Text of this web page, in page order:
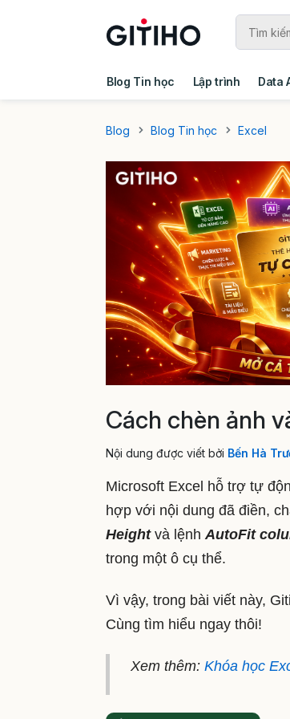
Blog Tin học Lập trình Data
Blog
Blog Tin học Excel
Cách chèn ảnh
Nội dung được viết bởi Bến Hà
Microsoft Excel hỗ trợ tự
hợp với nội dung đã điền,
Heightvà lệnhAutoFit
trong một ô cụ thể.
Vì vậy, trong bài viết này,
Cùng tìm hiểu ngay thôi!
Xem thêm: Khóa học